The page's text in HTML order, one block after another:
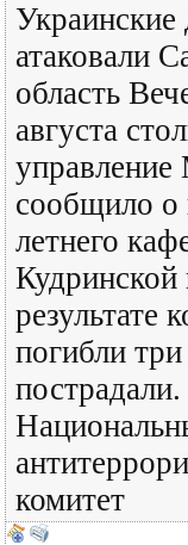
атаковали
область
августа
сообщило о
летнего
результате
погибли
комитет